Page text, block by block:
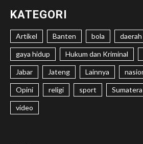
KATEGORI
Artikel Banten bola daerah
gaya hidup Hukum dan Kriminal
Jabar Jateng Lainnya
Opini religi sport Sumatera
video